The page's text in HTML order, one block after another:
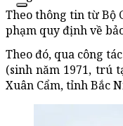
Theo thông tin từ Bộ
phạm quy định về
Theo đó, qua công
(sinh năm 1971, trú
Xuân Cẩm, tỉnh Bắc